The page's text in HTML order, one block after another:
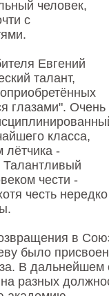
человек,
с
Евгений
талант,
глазами". Очень
класса,
лётчика -
Талантливый
чести -
честь нередко
в
было
В дальнейшем
разных